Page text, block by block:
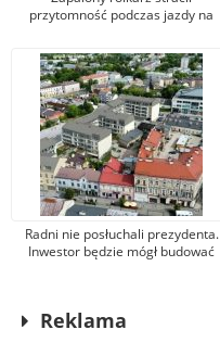
przytomność podczas jazdy na
przypadkowi świadkowie
Radni nie posłuchali prezydenta.
Inwestor będzie mógł budować
Reklama